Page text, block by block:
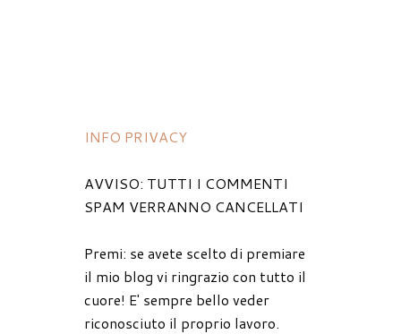
INFO PRIVACY
AVVISO: TUTTI I COMMENTI
SPAM VERRANNO CANCELLATI
Premi: se avete scelto di premiare
il mio blog vi ringrazio con tutto il
cuore! E' sempre bello veder
riconosciuto il proprio lavoro.